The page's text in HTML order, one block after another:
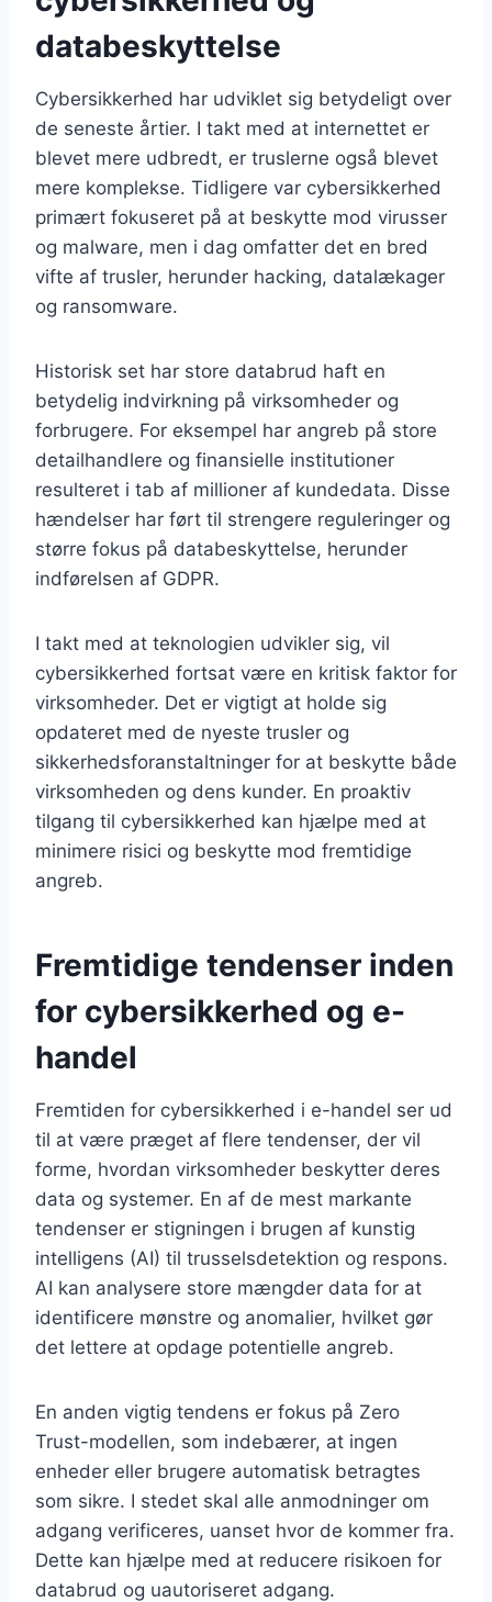
databeskyttelse
Cybersikkerhed har udviklet sig betydeligt over
de seneste årtier. I takt med at internettet er
blevet mere udbredt, er truslerne også blevet
mere komplekse. Tidligere var cybersikkerhed
primært fokuseret på at beskytte mod virusser
og malware, men i dag omfatter det en bred
vifte af trusler, herunder hacking, datalækager
og ransomware.
Historisk set har store databrud haft en
betydelig indvirkning på virksomheder og
forbrugere. For eksempel har angreb på store
detailhandlere og finansielle institutioner
resulteret i tab af millioner af kundedata. Disse
hændelser har ført til strengere reguleringer og
større fokus på databeskyttelse, herunder
indførelsen af GDPR.
I takt med at teknologien udvikler sig, vil
cybersikkerhed fortsat være en kritisk faktor for
virksomheder. Det er vigtigt at holde sig
opdateret med de nyeste trusler og
sikkerhedsforanstaltninger for at beskytte både
virksomheden og dens kunder. En proaktiv
tilgang til cybersikkerhed kan hjælpe med at
minimere risici og beskytte mod fremtidige
angreb.
Fremtidige tendenser inden
for cybersikkerhed og e-
handel
Fremtiden for cybersikkerhed i e-handel ser ud
til at være præget af flere tendenser, der vil
forme, hvordan virksomheder beskytter deres
data og systemer. En af de mest markante
tendenser er stigningen i brugen af kunstig
intelligens (AI) til trusselsdetektion og respons.
AI kan analysere store mængder data for at
identificere mønstre og anomalier, hvilket gør
det lettere at opdage potentielle angreb.
En anden vigtig tendens er fokus på Zero
Trust-modellen, som indebærer, at ingen
enheder eller brugere automatisk betragtes
som sikre. I stedet skal alle anmodninger om
adgang verificeres, uanset hvor de kommer fra.
Dette kan hjælpe med at reducere risikoen for
databrud og uautoriseret adgang.